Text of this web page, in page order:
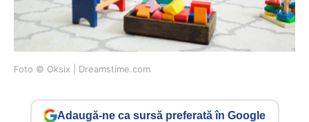
Foto © Oksix | Dreamstime.com
Adaugă-ne ca sursă preferată în Google